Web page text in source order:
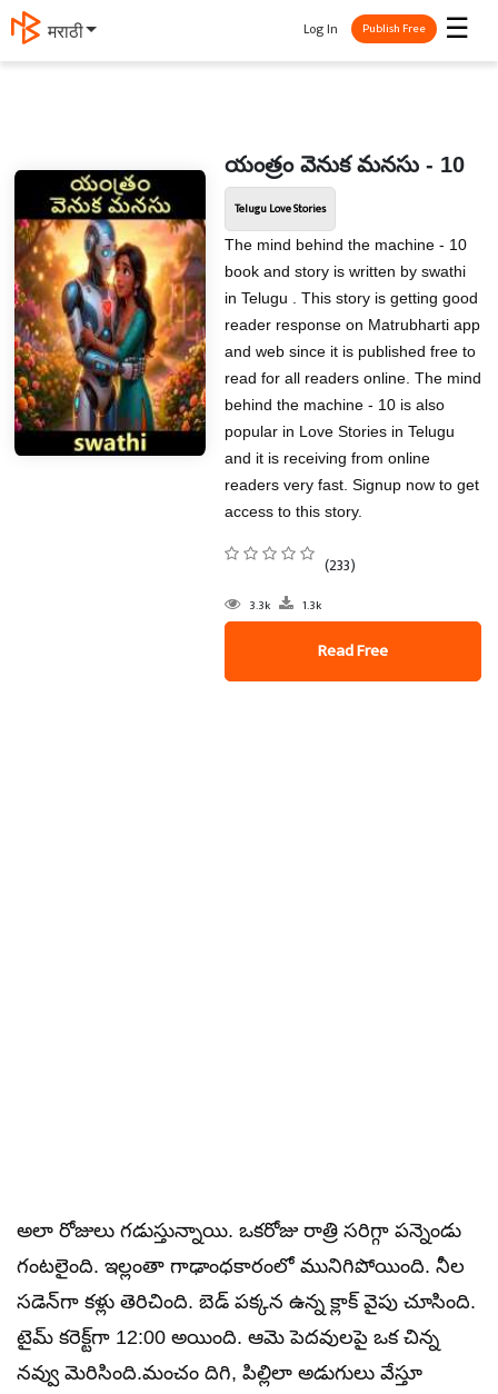
मराठी ☰
Log In Publish Free
యంత్రం వెనుక మనసు - 10
Telugu Love Stories
The mind behind the machine - 10
book and story is written by swathi
in Telugu . This story is getting good
reader response on Matrubharti app
and web since it is published free to
read for all readers online. The mind
behind the machine - 10 is also
popular in Love Stories in Telugu
and it is receiving from online
readers very fast. Signup now to get
access to this story.
(233)
3.3k 1.3k
Read Free
అలా రోజులు గడుస్తున్నాయి. ఒకరోజు రాత్రి సరిగ్గా పన్నెండు
గంటలైంది. ఇల్లంతా గాఢాంధకారంలో మునిగిపోయింది. నీల
సడెన్‌గా కళ్లు తెరిచింది. బెడ్‌ పక్కన ఉన్న క్లాక్ వైపు చూసింది.
టైమ్ కరెక్ట్‌గా 12:00 అయింది. ఆమె పెదవులపై ఒక చిన్న
నవ్వు మెరిసింది.మంచం దిగి, పిల్లిలా అడుగులు వేస్తూ